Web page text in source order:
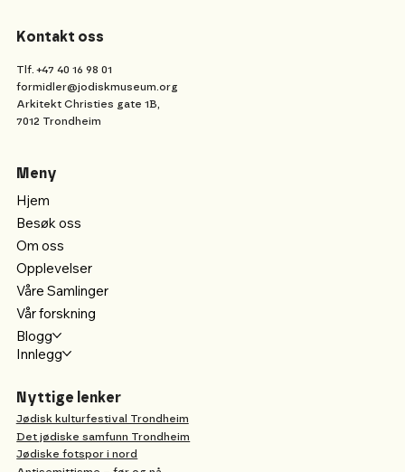
Kontakt oss
Tlf. +47 40 16 98 01
formidler@jodiskmuseum.org
Arkitekt Christies gate 1B,
7012 Trondheim
Meny
Hjem
Besøk oss
Om oss
Opplevelser
Våre Samlinger
Vår forskning
Blogg
Innlegg
Nyttige lenker
Jødisk kulturfestival Trondheim
Det jødiske samfunn Trondheim
Jødiske fotspor i nord